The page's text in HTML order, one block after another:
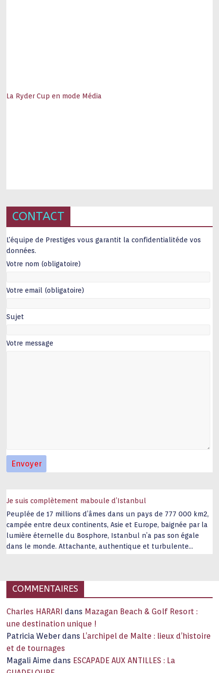
La Ryder Cup en mode Média
CONTACT
L'équipe de Prestiges vous garantit la confidentialitéde vos
données.
Votre nom (obligatoire)
Votre email (obligatoire)
Sujet
Votre message
Je suis complètement maboule d’Istanbul
Peuplée de 17 millions d’âmes dans un pays de 777 000 km2,
campée entre deux continents, Asie et Europe, baignée par la
lumière éternelle du Bosphore, Istanbul n’a pas son égale
dans le monde. Attachante, authentique et turbulente
COMMENTAIRES
Charles HARARI dans Mazagan Beach & Golf Resort :
une destination unique !
Patricia Weber dans L’archipel de Malte : lieux d’histoire
et de tournages
Magali Aime dans ESCAPADE AUX ANTILLES : La